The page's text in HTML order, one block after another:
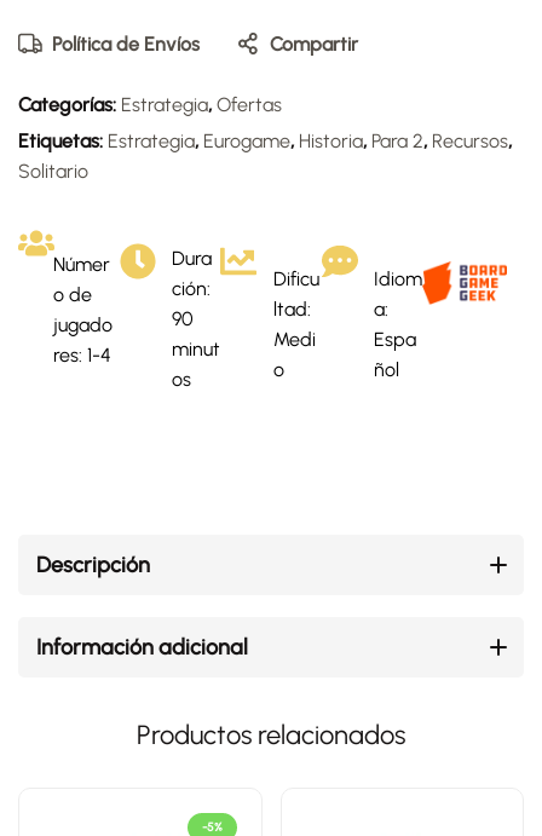
Política de Envíos Compartir
Categorías: Estrategia, Ofertas
Etiquetas: Estrategia, Eurogame, Historia, Para 2, Recursos,
Solitario
Númer
o de
jugado
res: 1-4
Dura
ción:
90
minut
os
Dificu
ltad:
Medi
o
Idiom
a:
Espa
ñol
Descripción
Información adicional
Productos relacionados
-5%